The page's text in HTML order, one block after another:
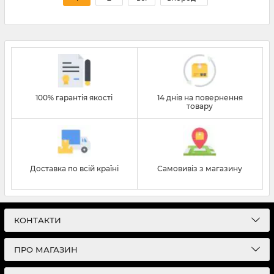
100% гарантія якості
14 днів на повернення
товару
Доставка по всій країні Самовивіз з магазину
КОНТАКТИ
ПРО МАГАЗИН